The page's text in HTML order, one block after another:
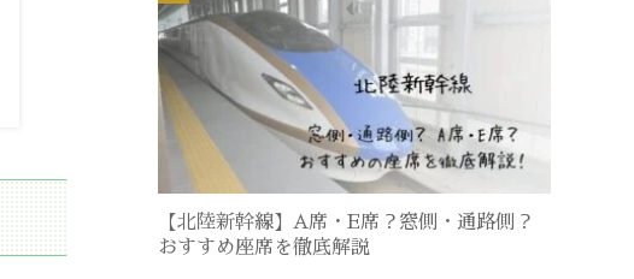
【北陸新幹線】A席・E席？窓側・通路側？
おすすめ座席を徹底解説